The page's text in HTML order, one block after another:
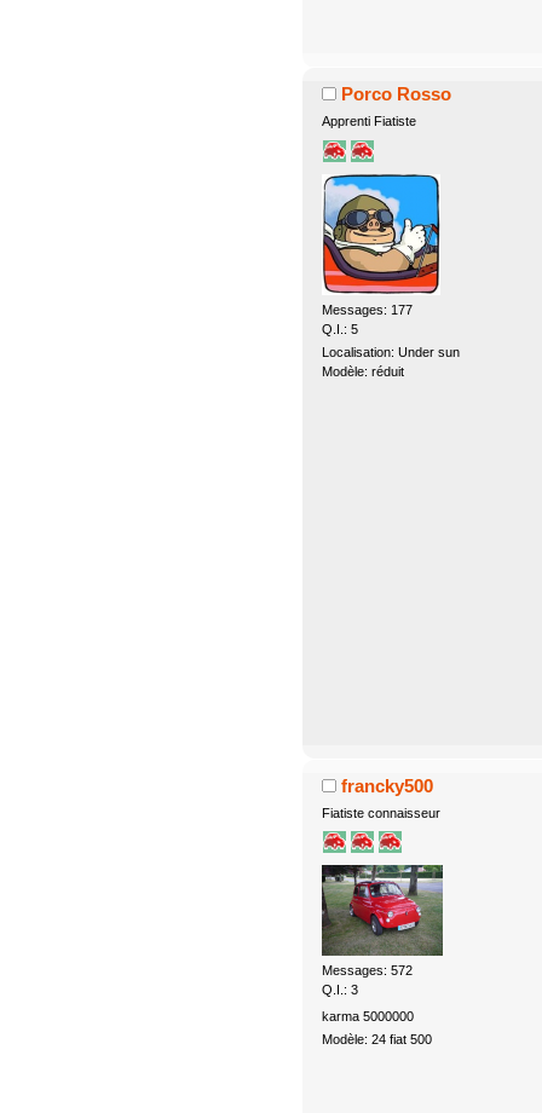
Porco Rosso
Apprenti Fiatiste
Messages: 177
Q.I.: 5
Localisation: Under sun
Modèle: réduit
francky500
Fiatiste connaisseur
Messages: 572
Q.I.: 3
karma 5000000
Modèle: 24 fiat 500